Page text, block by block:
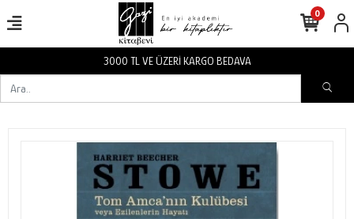
3000 TL VE ÜZERİ KARGO BEDAVA
0